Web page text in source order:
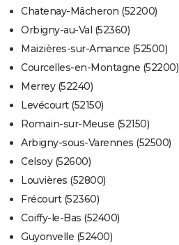
Chatenay-Mâcheron (52200)
Orbigny-au-Val (52360)
Maizières-sur-Amance (52500)
Courcelles-en-Montagne (52200)
Merrey (52240)
Levécourt (52150)
Romain-sur-Meuse (52150)
Arbigny-sous-Varennes (52500)
Celsoy (52600)
Louvières (52800)
Frécourt (52360)
Coiffy-le-Bas (52400)
Guyonvelle (52400)